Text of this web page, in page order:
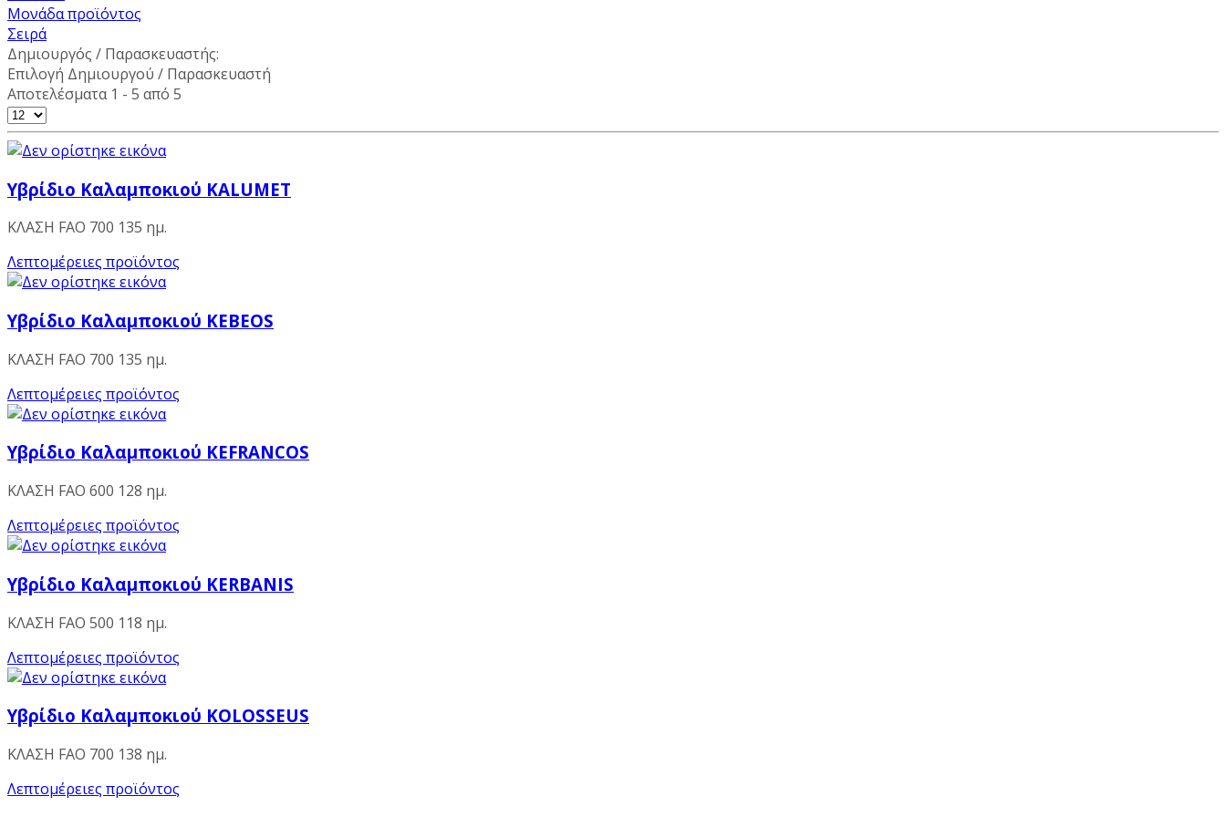
Μονάδα προϊόντος
Σειρά
Δημιουργός / Παρασκευαστής:
Επιλογή Δημιουργού / Παρασκευαστή
Αποτελέσματα 1 - 5 από 5
Υβρίδιο Καλαμποκιού KALUMET
ΚΛΑΣΗ FAO 700 135 ημ.
Λεπτομέρειες προϊόντος
Υβρίδιο Καλαμποκιού KEBEOS
ΚΛΑΣΗ FAO 700 135 ημ.
Λεπτομέρειες προϊόντος
Υβρίδιο Καλαμποκιού KEFRANCOS
ΚΛΑΣΗ FAO 600 128 ημ.
Λεπτομέρειες προϊόντος
Υβρίδιο Καλαμποκιού KERBANIS
ΚΛΑΣΗ FAO 500 118 ημ.
Λεπτομέρειες προϊόντος
Υβρίδιο Καλαμποκιού KOLOSSEUS
ΚΛΑΣΗ FAO 700 138 ημ.
Λεπτομέρειες προϊόντος